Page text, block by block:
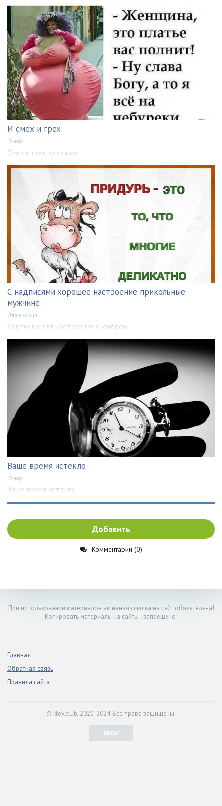
И смех и грех
Юмор
Смех и грех картинки
С надписями хорошее настроение прикольные
мужчине
Для мужчин
Картинки для настроения с юмором
Ваше время истекло
Юмор
Ваше время истекло
Добавить
Комментарии (0)
При использовании материалов активная ссылка на сайт обязательна!
Копировать материалы на сайты - запрещено!
Главная
Обратная связь
Правила сайта
© klev.club, 2023-2024. Все права защищены.